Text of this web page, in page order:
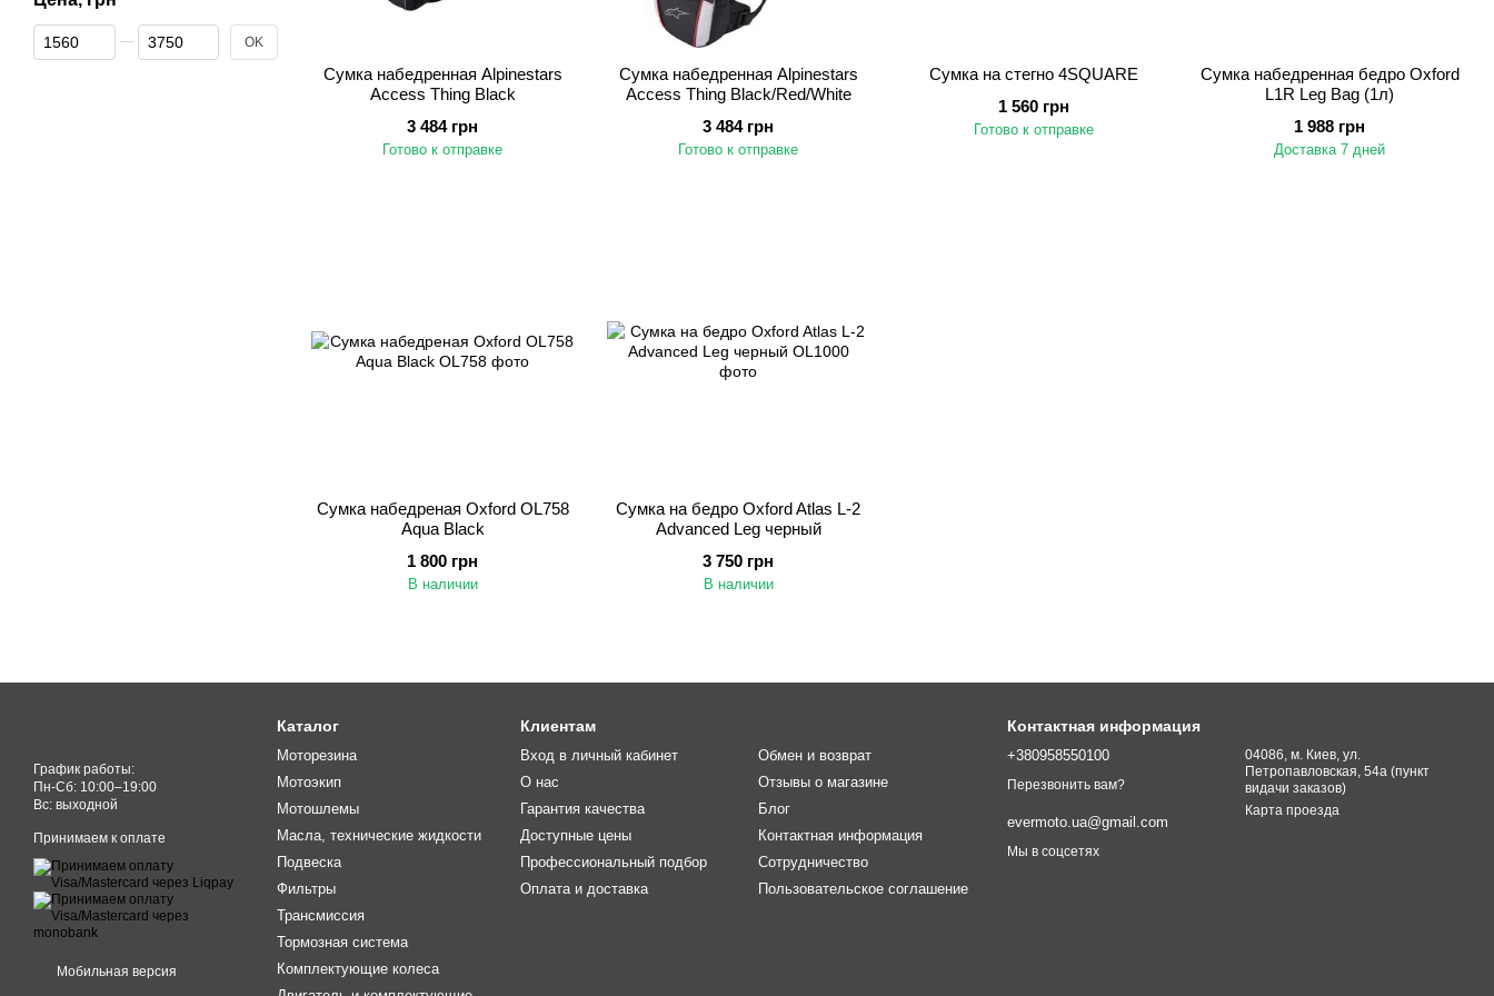
Сумка набедренная Alpinestars
Access Thing Black
3 484 грн
Готово к отправке
Сумка набедренная Alpinestars
Access Thing Black/Red/White
3 484 грн
Готово к отправке
Сумка на стегно 4SQUARE
1 560 грн
Готово к отправке
Сумка набедренная бедро Oxford
L1R Leg Bag (1л)
1 988 грн
Доставка 7 дней
Сумка набедреная Oxford OL758
Aqua Black
1 800 грн
В наличии
Сумка на бедро Oxford Atlas L-2
Advanced Leg черный
3 750 грн
В наличии
От Цена, грн
До Цена, грн OK
График работы:
Пн-Cб: 10:00–19:00
Вс: выходной
Принимаем к оплате
Мобильная версия
Каталог
Моторезина
Мотоэкип
Мотошлемы
Масла, технические жидкости
Подвеска
Фильтры
Трансмиссия
Тормозная система
Комплектующие колеса
Клиентам
Вход в личный кабинет
О нас
Гарантия качества
Доступные цены
Профессиональный подбор
Оплата и доставка
Обмен и возврат
Отзывы о магазине
Блог
Контактная информация
Сотрудничество
Пользовательское соглашение
Контактная информация
+380958550100
Перезвонить вам?
evermoto.ua@gmail.com
04086, м. Киев, ул.
Петропавловская, 54а (пункт
видачи заказов)
Карта проезда
Мы в соцсетях